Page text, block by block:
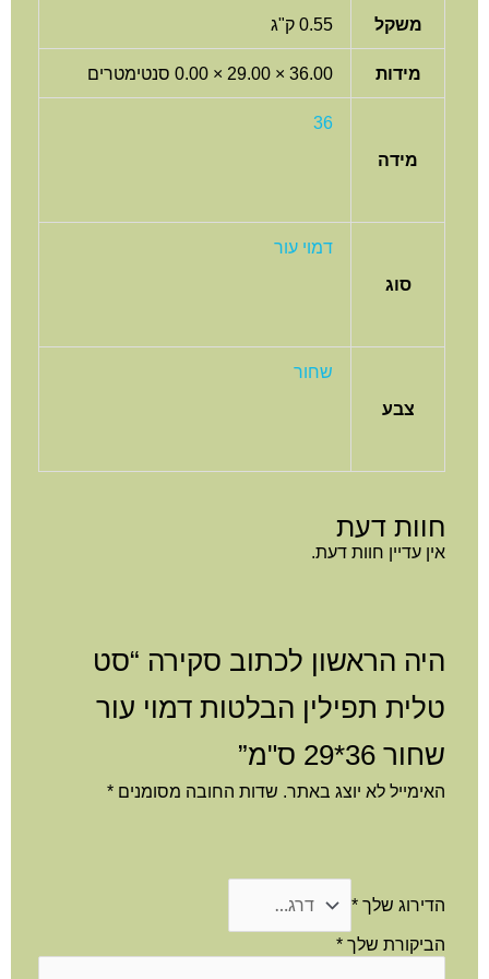
משקל 0.55 ק"ג
מידות 36.00 × 29.00 × 0.00 סנטימטרים
מידה
36
סוג
דמוי עור
צבע
שחור
חוות דעת
אין עדיין חוות דעת.
היה הראשון לכתוב סקירה “סט
טלית תפילין הבלטות דמוי עור
שחור 36*29 ס"מ”
האימייל לא יוצג באתר. שדות החובה מסומנים *
הדירוג שלך *
הביקורת שלך *